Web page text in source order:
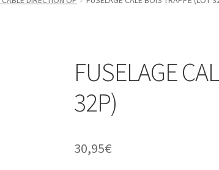
FUSELAGE
32P)
30,95€